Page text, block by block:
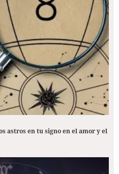
astros en tu signo en el amor y el